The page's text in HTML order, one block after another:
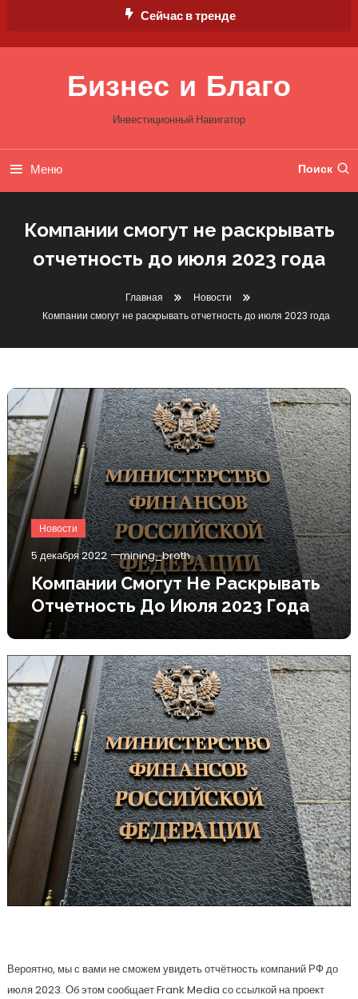
Сейчас в тренде
Бизнес и Благо
Инвестиционный Навигатор
Меню Поиск
Компании смогут не раскрывать
отчетность до июля 2023 года
Главная
Новости
Компании смогут не раскрывать отчетность до июля 2023 года
Новости
5 декабря 2022 mining_broth
Компании Смогут Не Раскрывать
Отчетность До Июля 2023 Года
Вероятно, мы с вами не сможем увидеть отчётность компаний РФ до
июля 2023. Об этом сообщает Frank Media со ссылкой на проект